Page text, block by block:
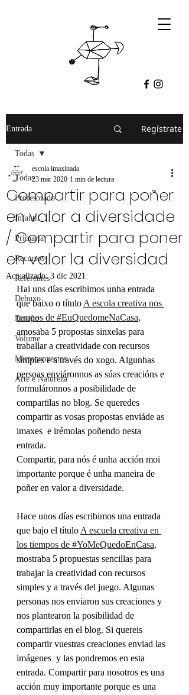
Entrada Regístrate
Todas
Profesorado
Infantil
Primaria
Recursos
Referentes
Debuxo
Deseño
Volume
Microproxectos
Arte e Natureza
Todas
Compartir para poñer
en valor a diversidade
/ Compartir para poner
en valor la diversidad
escola imaxinada
23 mar 2020 1 min de lectura
Actualizado:3 dic 2021
Hai uns días escribimos unha entrada
que baixo o título A escola creativa nos
tempos de #EuQuedomeNaCasa,
amosaba 5 propostas sinxelas para
traballar a creatividade con recursos
simples e a través do xogo. Algunhas
persoas enviáronnos as súas creacións e
formuláronnos a posibilidade de
compartilas no blog. Se queredes
compartir as vosas propostas enviáde as
imaxes  e irémolas poñendo nesta
entrada.
Compartir, para nós é unha acción moi
importante porque é unha maneira de
poñer en valor a diversidade.
Hace unos días escribimos una entrada
que bajo el título A escuela creativa en
los tiempos de #YoMeQuedoEnCasa,
mostraba 5 propuestas sencillas para
trabajar la creatividad con recursos
simples y a través del juego. Algunas
personas nos enviaron sus creaciones y
nos plantearon la posibilidad de
compartirlas en el blog. Si quereis
compartir vuestras creaciones enviad las
imágenes  y las pondremos en esta
entrada. Compartir para nosotros es una
acción muy importante porque es una